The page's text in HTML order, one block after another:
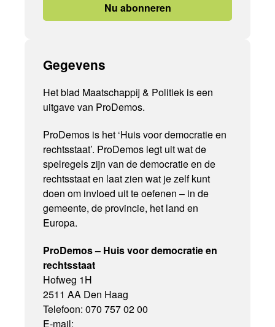
Nu abonneren
Gegevens
Het blad Maatschappij & Politiek is een
uitgave van ProDemos.
ProDemos is het ‘Huis voor democratie en
rechtsstaat’. ProDemos legt uit wat de
spelregels zijn van de democratie en de
rechtsstaat en laat zien wat je zelf kunt
doen om invloed uit te oefenen – in de
gemeente, de provincie, het land en
Europa.
ProDemos – Huis voor democratie en
rechtsstaat
Hofweg 1H
2511 AA Den Haag
Telefoon: 070 757 02 00
E-mail: